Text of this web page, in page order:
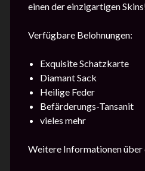
einen der einzigartigen
Verfügbare Belohnungen:
Exquisite Schatzkarte
Diamant Sack
Heilige Feder
Befärderungs-Tansanit
vieles mehr
Weitere Informationen über